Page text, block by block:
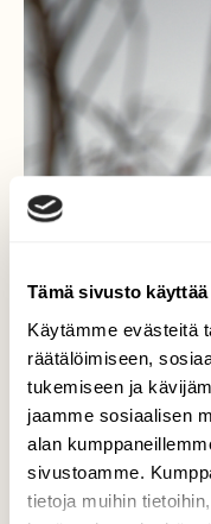
Tämä sivusto
Käytämme evästeitä
räätälöimiseen,
tukemiseen ja
jaamme sosiaalisen
alan
sivustoamme.
tietoja muihin